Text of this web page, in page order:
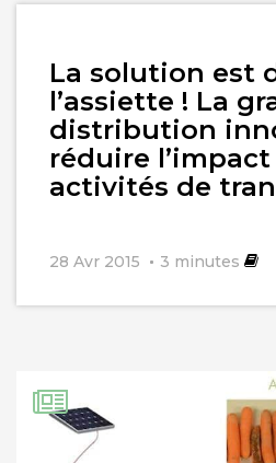
La solution est
l’assiette ! La
distribution
réduire l’impact
activités de
28 Avr 2015 3 minutes
l'article